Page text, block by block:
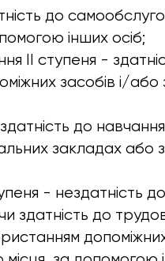
до
інших осіб;
II ступеня -
засобів і/або
до
закладах або
- нездатність до
здатність до